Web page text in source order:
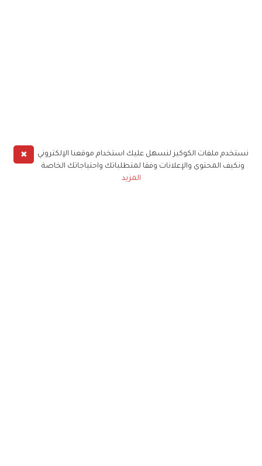
✖
نستخدم ملفات الكوكيز لنسهل عليك استخدام موقعنا الإلكتروني
ونكيف المحتوى والإعلانات وفقا لمتطلباتك واحتياجاتك الخاصة
المزيد